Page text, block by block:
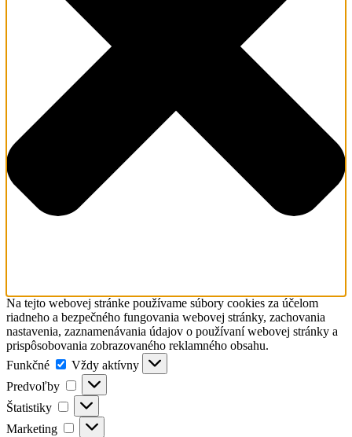
Na tejto webovej stránke používame súbory cookies za účelom
riadneho a bezpečného fungovania webovej stránky, zachovania
nastavenia, zaznamenávania údajov o používaní webovej stránky a
prispôsobovania zobrazovaného reklamného obsahu.
Funkčné
Funkčné
Vždy aktívny
Predvoľby
Predvoľby
Štatistiky Štatistiky
Marketing Marketing